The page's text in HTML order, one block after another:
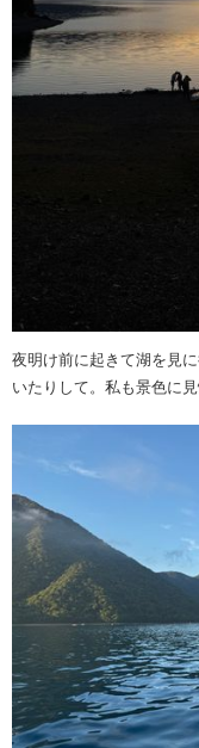
夜明け前に起きて湖を見
いたりして。私も景色に見